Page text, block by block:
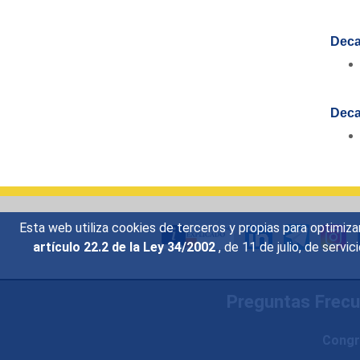
Esta web utiliza cookies de terceros y propias para
artículo 22.2 de la Ley 34/2002 , de 11 de julio, de
Preguntas